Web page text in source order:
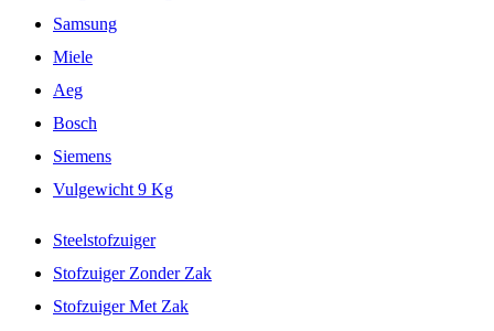
Samsung
Miele
Aeg
Bosch
Siemens
Vulgewicht 9 Kg
Steelstofzuiger
Stofzuiger Zonder Zak
Stofzuiger Met Zak